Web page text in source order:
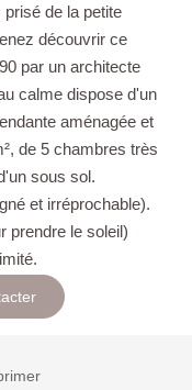
de la petite
découvrir ce
par un architecte
calme dispose d'un
aménagée et
de 5 chambres très
sous sol.
et irréprochable).
prendre le soleil)